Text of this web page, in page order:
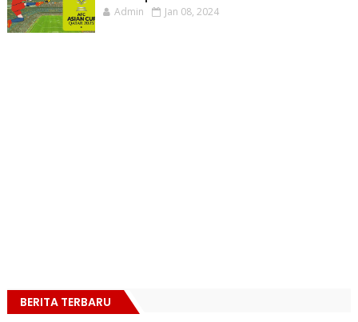
Admin Jan 08, 2024
BERITA TERBARU